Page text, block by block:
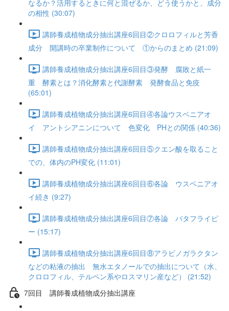
なるか？活用するときに何と混ぜるか、どう使うかと、成分
の相性 (30:07)
講師養成植物成分抽出講座6回目②クロロフィルと芳香
成分 開講時の卒業制作について ①からのまとめ (21:09)
講師養成植物成分抽出講座6回目③発酵 腐敗と紙一
重 酵素とは？消化酵素と代謝酵素 発酵食品と免疫
(65:01)
講師養成植物成分抽出講座6回目④各論ウスベニアオ
イ アントシアニンについて 色変化 PHとの関係 (40:36)
講師養成植物成分抽出講座6回目⑤クエン酸を取ること
での、体内のPH変化 (11:01)
講師養成植物成分抽出講座6回目⑥各論 ウスベニアオ
イ続き (9:27)
講師養成植物成分抽出講座6回目⑦各論 バタフライピ
ー (15:17)
講師養成植物成分抽出講座6回目⑧アラビノガラクタン
などの粘液の抽出 無水エタノールでの抽出について（水、
クロロフィル、テルペン系やロスマリン産など） (21:52)
7回目 講師養成植物成分抽出講座